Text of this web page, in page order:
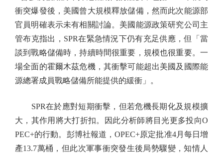
衝突爆發後，美國曾大規模釋放儲備，然而此次能源部
官員明確表示未有相關討論。美國能源政策研究公司主
管布克指出，SPR在緊急情況下仍有充足供應，但「當
談到戰略儲備時，持續時間很重要，規模也很重要。一
場全面的霍爾木茲危機，其衝擊可能超出美國及國際能
源總署成員戰略儲備所能提供的緩衝」。
SPR在於應對短期衝擊，但若危機長期化及規模擴
大，其作用將大打折扣。因此分析師將目光更多投向O
PEC+的行動。彭博社報道，OPEC+原定批准4月每日增
產13.7萬桶，但此次軍事衝突發生後局勢驟變，知情人